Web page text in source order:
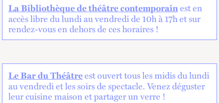
La Bibliothèque de théâtre contemporainest en
accès libre du lundi au vendredi de 10h à 17h et sur
rendez-vous en dehors de ces horaires !
Le Bar du Théâtreest ouvert tous les midis du lundi
au vendredi et les soirs de spectacle. Venez déguster
leur cuisine maison et partager un verre !